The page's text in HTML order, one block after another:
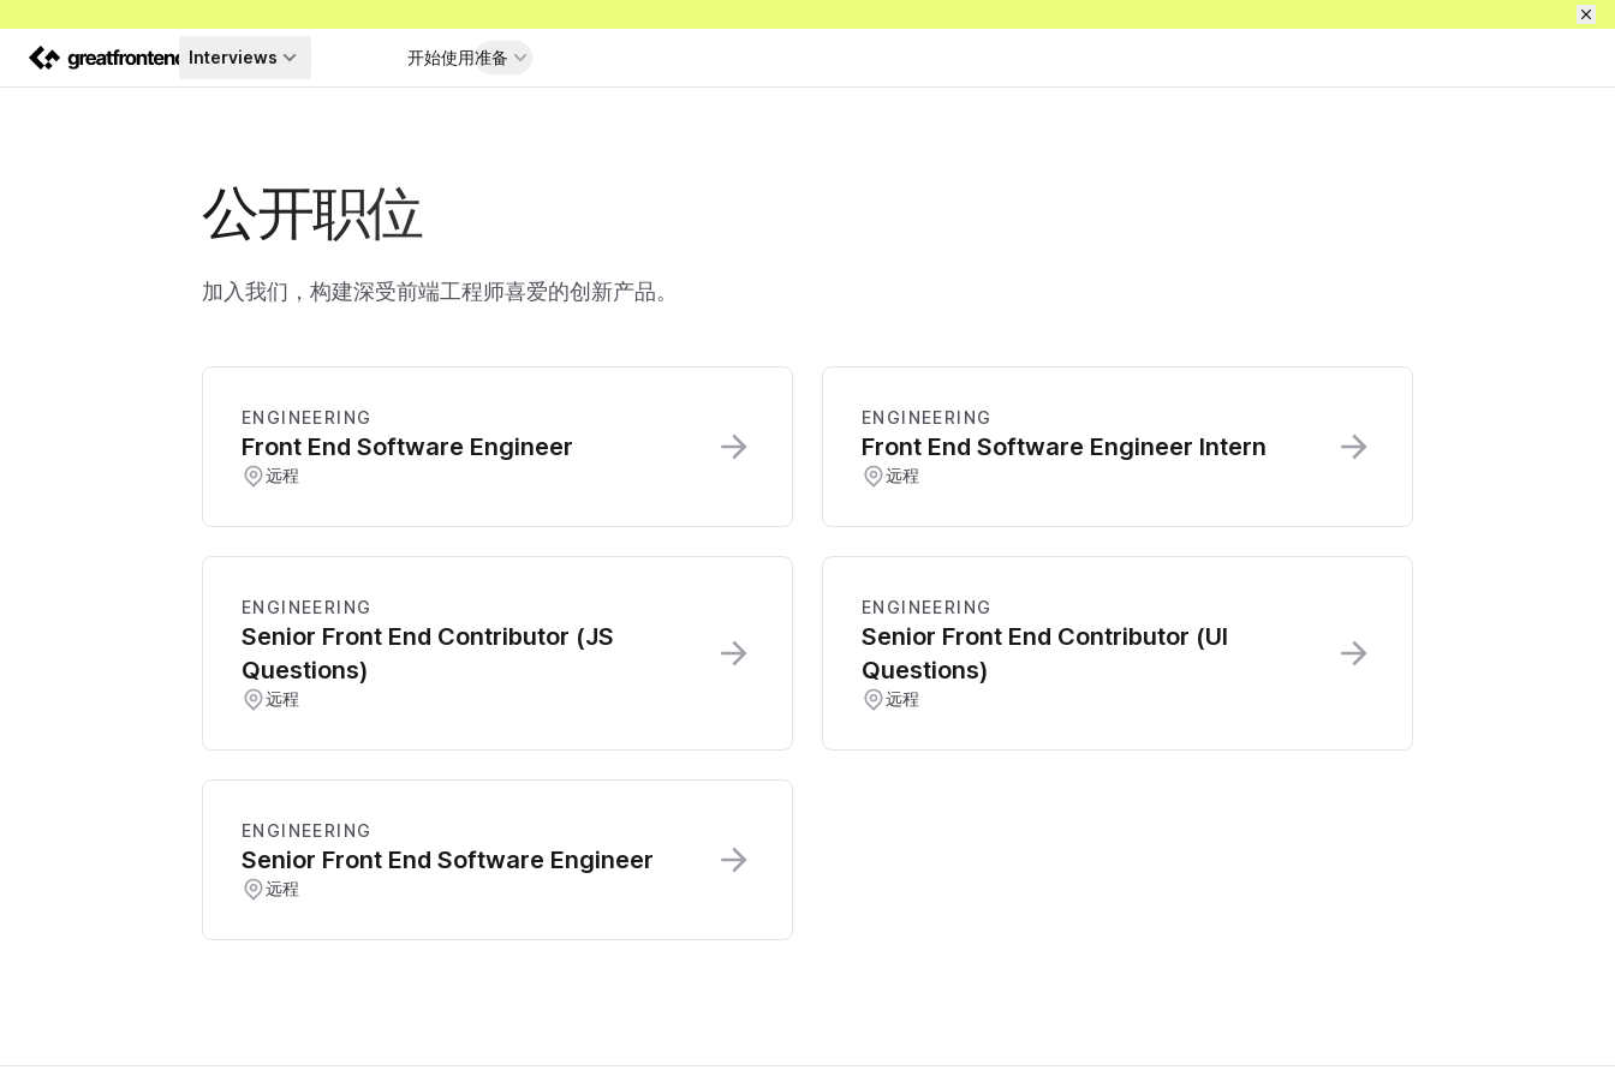
Interviews 开始使用准备
公开职位
加入我们，构建深受前端工程师喜爱的创新产品。
ENGINEERING
Front End Software Engineer
远程
ENGINEERING
Front End Software Engineer Intern
远程
ENGINEERING
Senior Front End Contributor (JS
Questions)
远程
ENGINEERING
Senior Front End Contributor (UI
Questions)
远程
ENGINEERING
Senior Front End Software Engineer
远程